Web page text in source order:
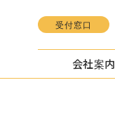
受付窓口
会社案内